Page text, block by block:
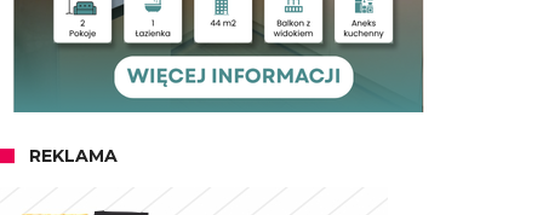
REKLAMA